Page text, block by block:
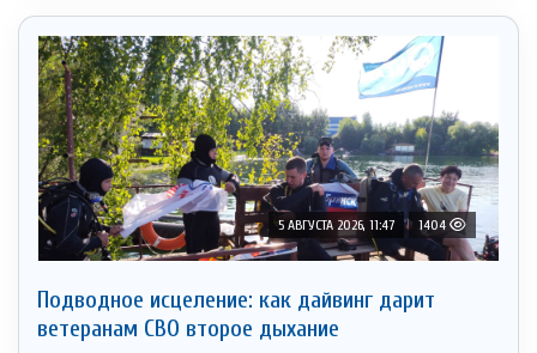
5 АВГУСТА 2026, 11:47 1404
Подводное исцеление: как дайвинг дарит
ветеранам СВО второе дыхание